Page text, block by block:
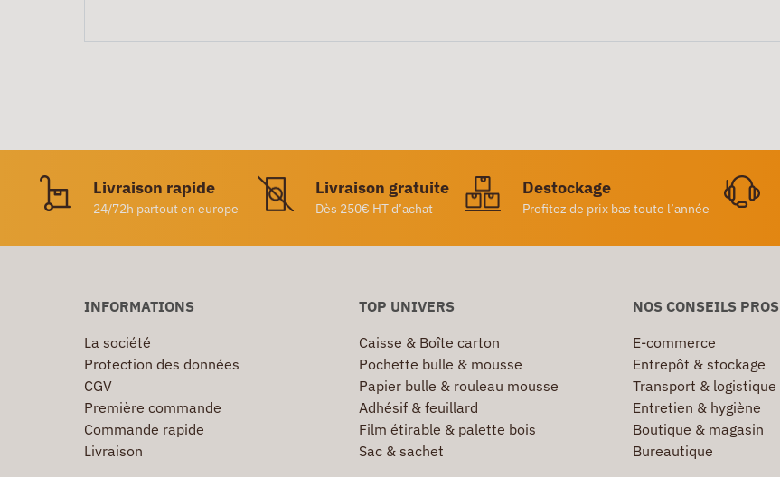
Livraison rapide
24/72h partout en europe
Livraison gratuite
Dès 250€ HT d’achat
Destockage
Profitez de prix bas toute l’année
INFORMATIONS
La société
Protection des données
CGV
Première commande
Commande rapide
Livraison
TOP UNIVERS
Caisse & Boîte carton
Pochette bulle & mousse
Papier bulle & rouleau mousse
Adhésif & feuillard
Film étirable & palette bois
Sac & sachet
NOS CONSEILS PROS
E-commerce
Entrepôt & stockage
Transport & logistique
Entretien & hygiène
Boutique & magasin
Bureautique